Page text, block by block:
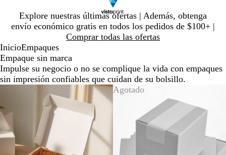
Explore nuestras últimas ofertas | Además, obtenga
envío económico gratis en todos los pedidos de $100+ |
Comprar todas las ofertas
Diapositiva
1
InicioEmpaques
Empaque sin marca
Impulse su negocio o no se complique la vida con empaques
sin impresión confiables que cuidan de su bolsillo.
Agotado